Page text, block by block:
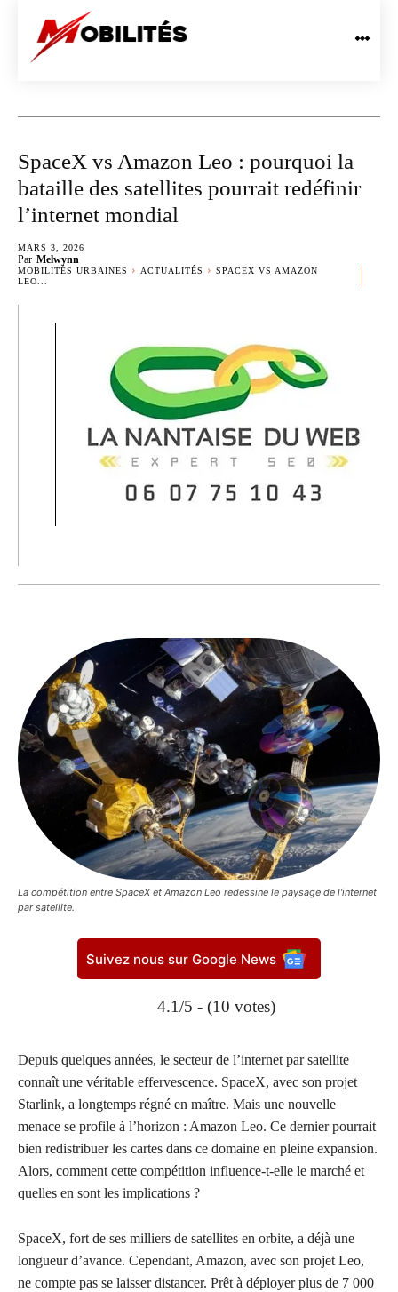
SpaceX vs Amazon Leo : pourquoi la
bataille des satellites pourrait redéfinir
l’internet mondial
MARS 3, 2026
Par Melwynn
MOBILITÉS URBAINES ACTUALITÉS
SPACEX VS AMAZON
LEO...
La compétition entre SpaceX et Amazon Leo redessine le paysage de l'internet
par satellite.
Suivez nous sur Google News
4.1/5 - (10 votes)
Depuis quelques années, le secteur de l’internet par satellite
connaît une véritable effervescence. SpaceX, avec son projet
Starlink, a longtemps régné en maître. Mais une nouvelle
menace se profile à l’horizon : Amazon Leo. Ce dernier pourrait
bien redistribuer les cartes dans ce domaine en pleine expansion.
Alors, comment cette compétition influence-t-elle le marché et
quelles en sont les implications ?
SpaceX, fort de ses milliers de satellites en orbite, a déjà une
longueur d’avance. Cependant, Amazon, avec son projet Leo,
ne compte pas se laisser distancer. Prêt à déployer plus de 7 000